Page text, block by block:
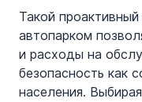
Такой
автопарком
и расходы на
безопасность как
населения.